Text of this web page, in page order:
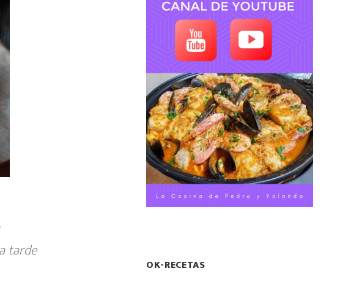
tarde
OK-RECETAS